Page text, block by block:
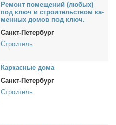
Ре­монт по­ме­ще­ний (лю­бых)
под ключ и стро­и­тель­ством ка­
мен­ных до­мов под ключ.
Санкт-Петербург
Строитель
Кар­кас­ные до­ма
Санкт-Петербург
Строитель